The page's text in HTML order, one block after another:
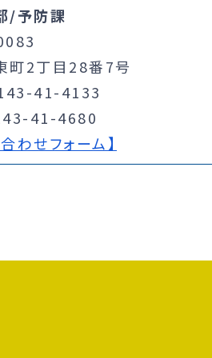
/予防課
町2丁目28番7号
41-4133
41-4680
わせフォーム】